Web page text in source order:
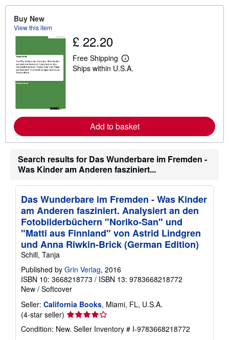
Buy New
View this item
£ 22.20
Free Shipping
L
e
r
a
b
t
s
i
p
i
n
g
r
a
t
Ships within U.S.A.
Add to basket
Search results for Das Wunderbare im Fremden -
Was Kinder am Anderen fasziniert...
Das Wunderbare im Fremden - Was Kinder
am Anderen fasziniert. Analysiert an den
Fotobilderbüchern "Noriko-San" und
"Matti aus Finnland" von Astrid Lindgren
und Anna Riwkin-Brick (German Edition)
Schill, Tanja
Published by Grin Verlag, 2016
ISBN 10: 3668218773 / ISBN 13: 9783668218772
New / Softcover
Seller: California Books, Miami, FL, U.S.A.
(4-star seller) Seller
rating
4
Condition: New. Seller Inventory # I-9783668218772